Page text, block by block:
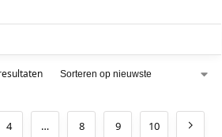
4 … 8 9 10